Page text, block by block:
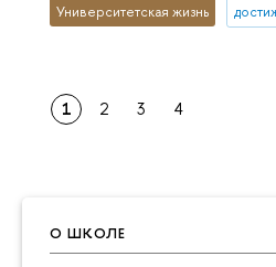
О ШКОЛЕ
Университетская жизнь
1 2 3 4